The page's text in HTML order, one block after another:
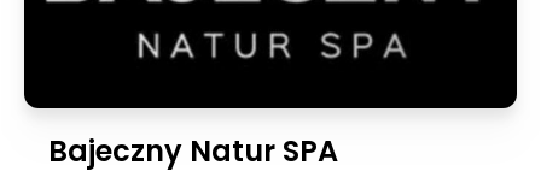
Bajeczny Natur SPA